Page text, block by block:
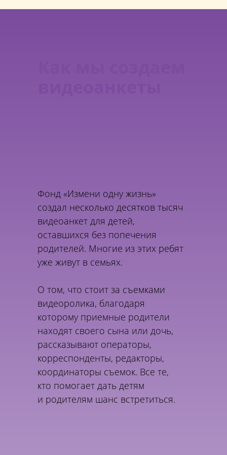
Фонд «Измени одну жизнь»
создал несколько десятков тысяч
видеоанкет для детей,
оставшихся без попечения
родителей. Многие из этих ребят
уже живут в семьях.
О том, что стоит за съемками
видеоролика, благодаря
которому приемные родители
находят своего сына или дочь,
рассказывают операторы,
корреспонденты, редакторы,
координаторы съемок. Все те,
кто помогает дать детям
и родителям шанс встретиться.